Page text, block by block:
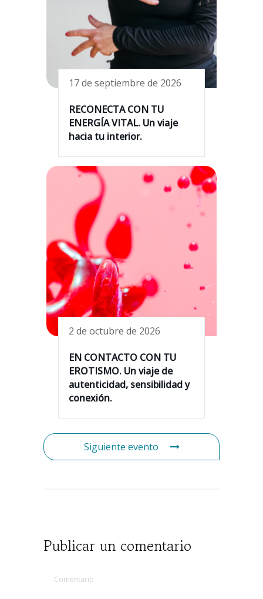
17 de septiembre de 2026
RECONECTA CON TU
ENERGÍA VITAL. Un viaje
hacia tu interior.
2 de octubre de 2026
EN CONTACTO CON TU
EROTISMO. Un viaje de
autenticidad, sensibilidad y
conexión.
Siguiente evento
Publicar un comentario